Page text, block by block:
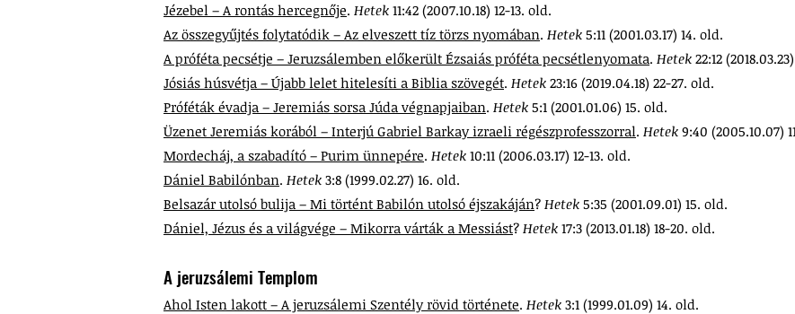
Jézebel – A rontás hercegnője. Hetek 11:42 (2007.10.18) 12-13. old.
Az összegyűjtés folytatódik – Az elveszett tíz törzs nyomában. Hetek 5:11 (2001.03.17) 14. old.
A próféta pecsétje – Jeruzsálemben előkerült Ézsaiás próféta pecsétlenyomata. Hetek 22:12
Jósiás húsvétja – Újabb lelet hitelesíti a Biblia szövegét. Hetek 23:16 (2019.04.18) 22-27. old.
Próféták évadja – Jeremiás sorsa Júda végnapjaiban. Hetek 5:1 (2001.01.06) 15. old.
Üzenet Jeremiás korából – Interjú Gabriel Barkay izraeli régészprofesszorral. Hetek 9:40 (2005.10.07)
Mordecháj, a szabadító – Purim ünnepére. Hetek 10:11 (2006.03.17) 12-13. old.
Dániel Babilónban. Hetek 3:8 (1999.02.27) 16. old.
Belsazár utolsó bulija – Mi történt Babilón utolsó éjszakáján? Hetek 5:35 (2001.09.01) 15. old.
Dániel, Jézus és a világvége – Mikorra várták a Messiást? Hetek 17:3 (2013.01.18) 18-20. old.
A jeruzsálemi Templom
Ahol Isten lakott – A jeruzsálemi Szentély rövid története. Hetek 3:1 (1999.01.09) 14. old.